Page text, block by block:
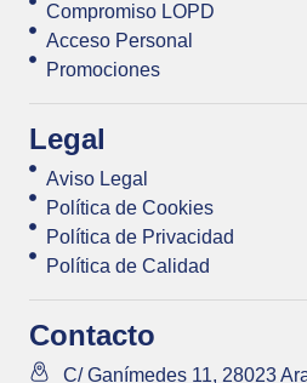
Compromiso LOPD
Acceso Personal
Promociones
Legal
Aviso Legal
Política de Cookies
Política de Privacidad
Política de Calidad
Contacto
C/ Ganímedes 11, 28023